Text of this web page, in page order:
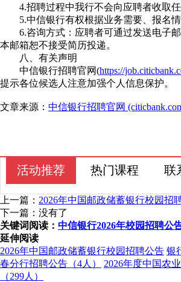
4.招聘过程中我行不会向应聘者收取任
5.中信银行有权根据业务需要、报名情
6.咨询方式：应聘者可通过发送电子邮
本邮箱恕不接受简历投递。
八、有关声明
中信银行招聘官网(https://
提示各位候选人注意加强个人信息保护。
文章来源： 中信银行招聘官网
活动推荐 热门课程 联
上一篇： 2026年中国邮政储蓄银行校园招
下一篇：没有了
关键词阅读： 中信银行2026年校园招聘公
延伸阅读
2026年中国邮政储蓄银行校园招聘公告 银
春分行招聘公告（4人）
2026年度中国农
（299人）